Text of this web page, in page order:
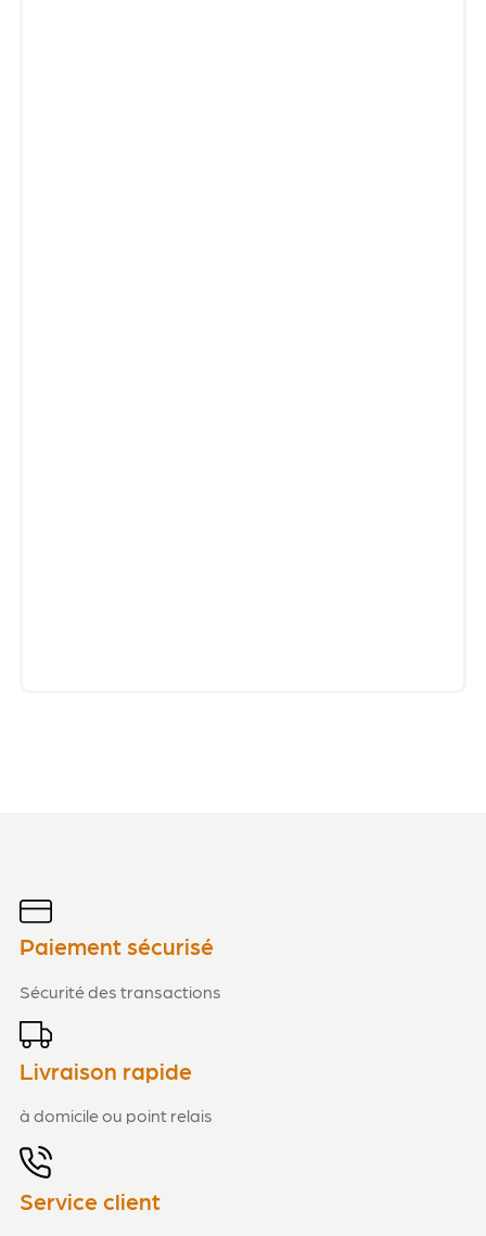
Paiement sécurisé
Sécurité des transactions
Livraison rapide
à domicile ou point relais
Service client